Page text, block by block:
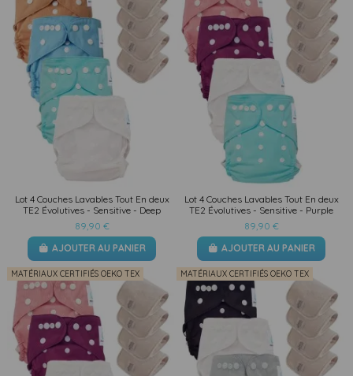
Lot 4 Couches Lavables Tout En deux
TE2 Évolutives - Sensitive - Deep
89,90 €
AJOUTER AU PANIER
Lot 4 Couches Lavables Tout En deux
TE2 Évolutives - Sensitive - Purple
89,90 €
AJOUTER AU PANIER
MATÉRIAUX CERTIFIÉS OEKO TEX MATÉRIAUX CERTIFIÉS OEKO TEX